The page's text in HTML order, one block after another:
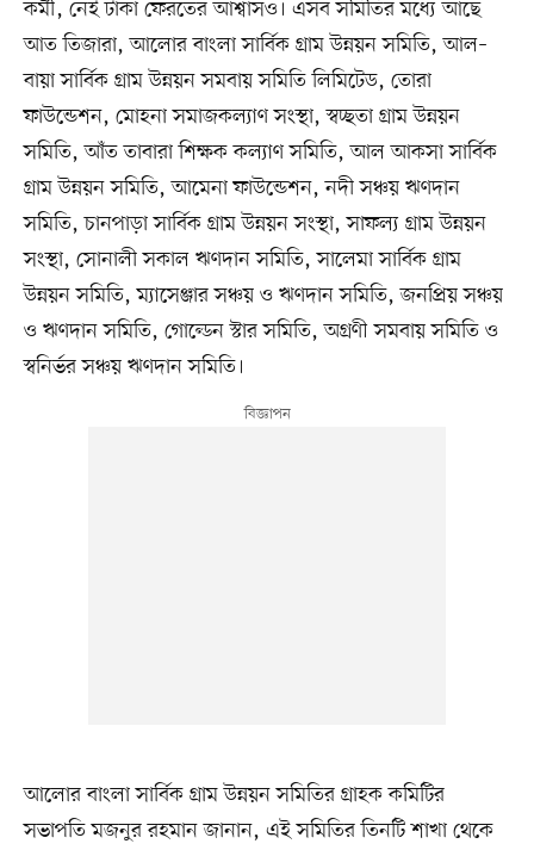
কর্মী, নেই টাকা ফেরতের আশ্বাসও। এসব সমিতির মধ্যে আছে
আত তিজারা, আলোর বাংলা সার্বিক গ্রাম উন্নয়ন সমিতি, আল–
বায়া সার্বিক গ্রাম উন্নয়ন সমবায় সমিতি লিমিটেড, তোরা
ফাউন্ডেশন, মোহনা সমাজকল্যাণ সংস্থা, স্বচ্ছতা গ্রাম উন্নয়ন
সমিতি, আঁত তাবারা শিক্ষক কল্যাণ সমিতি, আল আকসা সার্বিক
গ্রাম উন্নয়ন সমিতি, আমেনা ফাউন্ডেশন, নদী সঞ্চয় ঋণদান
সমিতি, চানপাড়া সার্বিক গ্রাম উন্নয়ন সংস্থা, সাফল্য গ্রাম উন্নয়ন
সংস্থা, সোনালী সকাল ঋণদান সমিতি, সালেমা সার্বিক গ্রাম
উন্নয়ন সমিতি, ম্যাসেঞ্জার সঞ্চয় ও ঋণদান সমিতি, জনপ্রিয় সঞ্চয়
ও ঋণদান সমিতি, গোল্ডেন স্টার সমিতি, অগ্রণী সমবায় সমিতি ও
স্বনির্ভর সঞ্চয় ঋণদান সমিতি।
আলোর বাংলা সার্বিক গ্রাম উন্নয়ন সমিতির গ্রাহক কমিটির
সভাপতি মজনুর রহমান জানান, এই সমিতির তিনটি শাখা থেকে